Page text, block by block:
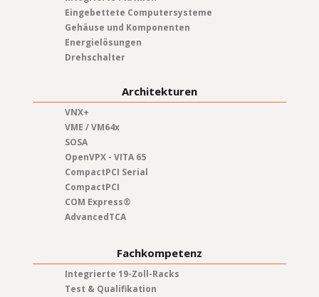
Eingebettete Computersysteme
Gehäuse und Komponenten
Energielösungen
Drehschalter
Architekturen
VNX+
VME / VM64x
SOSA
OpenVPX - VITA 65
CompactPCI Serial
CompactPCI
COM Express®
AdvancedTCA
Fachkompetenz
Integrierte 19-Zoll-Racks
Test & Qualifikation